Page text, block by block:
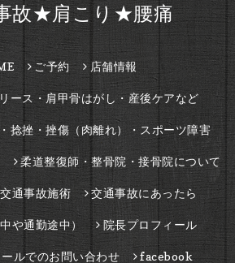
故★肩こり★腰痛
ご予約 店舗情報
ース・肩甲骨はがし・産後ケアなど
捻挫・挫傷（肉離れ）・スポーツ障害
柔道整復師・整骨院・接骨院について
通事故施術 交通事故にあったら
や通勤途中） 院長プロフィール
ルでのお問い合わせ facebook